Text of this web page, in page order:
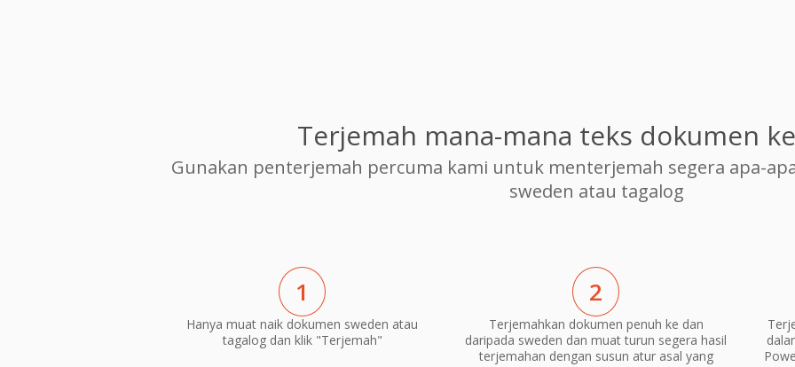
Terjemah mana-mana teks dokumen
Gunakan penterjemah percuma kami untuk menterjemah segera apa-
sweden atau tagalog
1
Hanya muat naik dokumen sweden atau
tagalog dan klik "Terjemah"
2
Terjemahkan dokumen penuh ke dan
daripada sweden dan muat turun segera hasil
terjemahan dengan susun atur asal yang